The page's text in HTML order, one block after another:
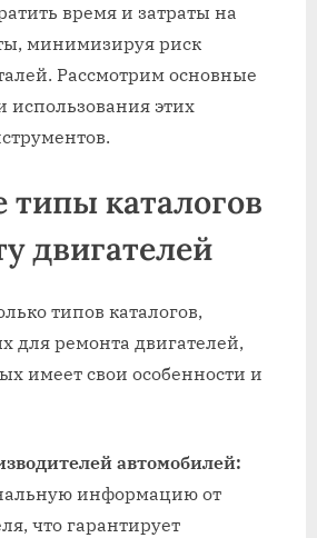
время и затраты на
минимизируя риск
Рассмотрим основные
использования этих
каталогов
двигателей
типов каталогов,
для ремонта двигателей,
имеет свои особенности и
автомобилей:
информацию от
что гарантирует